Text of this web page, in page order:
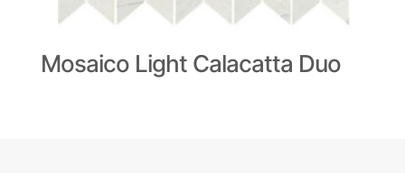
Mosaico Light Calacatta Duo